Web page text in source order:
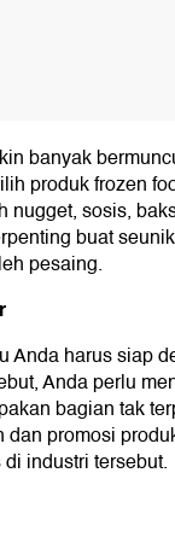
banyak
produk frozen
nugget, sosis,
buat
pesaing.
Anda harus siap
Anda perlu
bagian tak
promosi
industri tersebut.